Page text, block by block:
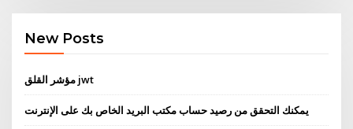
New Posts
مؤشر القلق jwt
يمكنك التحقق من رصيد حساب مكتب البريد الخاص بك على الإنترنت